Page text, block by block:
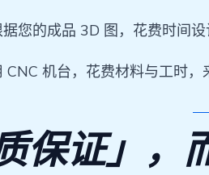
您的成品 3D 图，花费时间设
机台，花费材料与工时，
保证」，